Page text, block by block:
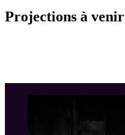
Projections à venir